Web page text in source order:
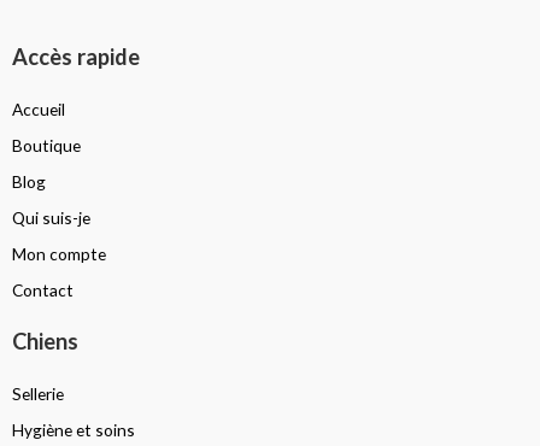
Accès rapide
Accueil
Boutique
Blog
Qui suis-je
Mon compte
Contact
Chiens
Sellerie
Hygiène et soins